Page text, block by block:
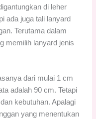
di leher
ada juga tali lanyard
Terutama dalam
memilih lanyard jenis
dari mulai 1 cm
adalah 90 cm. Tetapi
kebutuhan. Apalagi
yang menentukan